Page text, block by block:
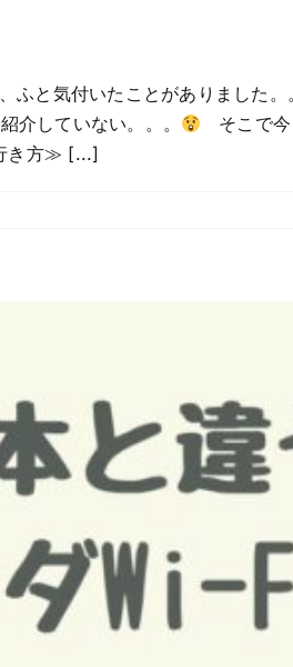
ふと気付いたことがありました
介していない。。。
そこで今
き方≫ [...]